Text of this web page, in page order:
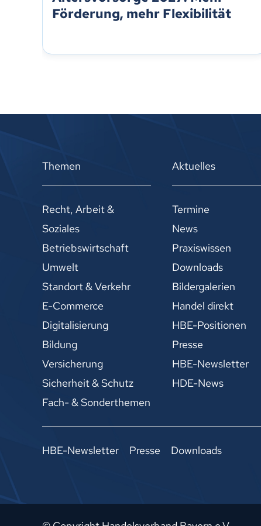
Förderung, mehr Flexibilität
Themen
Recht, Arbeit &
Soziales
Betriebswirtschaft
Umwelt
Standort & Verkehr
E-Commerce
Digitalisierung
Bildung
Versicherung
Sicherheit & Schutz
Fach- & Sonderthemen
Aktuelles
Termine
News
Praxiswissen
Downloads
Bildergalerien
Handel direkt
HBE-Positionen
Presse
HBE-Newsletter
HDE-News
HBE-Newsletter Presse Downloads